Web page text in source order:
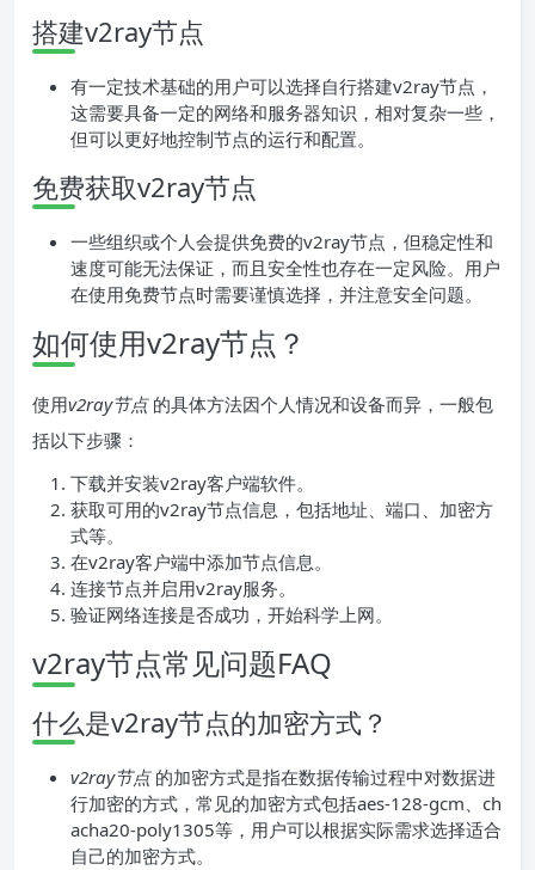
搭建v2ray节点
有一定技术基础的用户可以选择自行搭建v2ray节点，
这需要具备一定的网络和服务器知识，相对复杂一些，
但可以更好地控制节点的运行和配置。
免费获取v2ray节点
一些组织或个人会提供免费的v2ray节点，但稳定性和
速度可能无法保证，而且安全性也存在一定风险。用户
在使用免费节点时需要谨慎选择，并注意安全问题。
如何使用v2ray节点？
使用v2ray节点的具体方法因个人情况和设备而异，一般包
括以下步骤：
下载并安装v2ray客户端软件。
获取可用的v2ray节点信息，包括地址、端口、加密方
式等。
在v2ray客户端中添加节点信息。
连接节点并启用v2ray服务。
验证网络连接是否成功，开始科学上网。
v2ray节点常见问题FAQ
什么是v2ray节点的加密方式？
v2ray节点的加密方式是指在数据传输过程中对数据进
行加密的方式，常见的加密方式包括aes-128-gcm、ch
acha20-poly1305等，用户可以根据实际需求选择适合
自己的加密方式。